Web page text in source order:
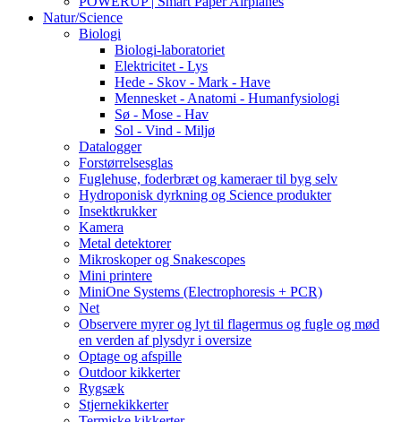
Natur/Science
Biologi
Biologi-laboratoriet
Elektricitet - Lys
Hede - Skov - Mark - Have
Mennesket - Anatomi - Humanfysiologi
Sø - Mose - Hav
Sol - Vind - Miljø
Datalogger
Forstørrelsesglas
Fuglehuse, foderbræt og kameraer til byg selv
Hydroponisk dyrkning og Science produkter
Insektkrukker
Kamera
Metal detektorer
Mikroskoper og Snakescopes
Mini printere
MiniOne Systems (Electrophoresis + PCR)
Net
Observere myrer og lyt til flagermus og fugle og mød
en verden af plysdyr i oversize
Optage og afspille
Outdoor kikkerter
Rygsæk
Stjernekikkerter